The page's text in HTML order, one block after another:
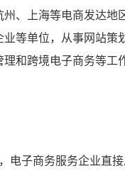
州、上海等电商发达地
业等单位，从事网站策
和跨境电子商务等工
电子商务服务企业直